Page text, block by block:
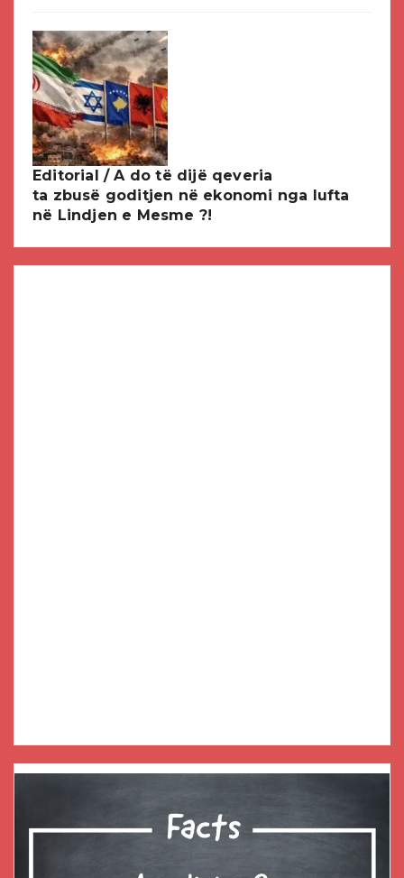
Editorial / A do të dijë qeveria
ta zbusë goditjen në ekonomi nga lufta
në Lindjen e Mesme ?!